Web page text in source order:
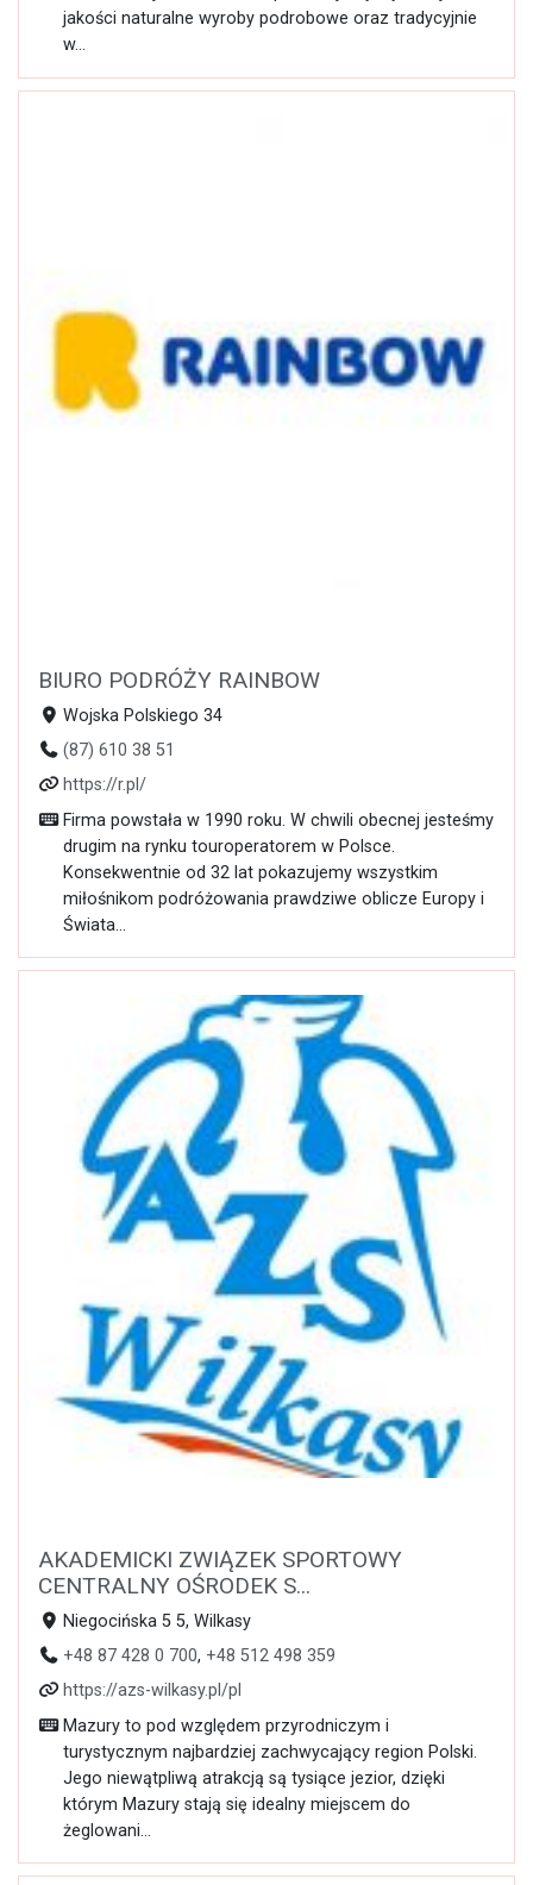
jakości naturalne wyroby podrobowe oraz tradycyjnie
w...
BIURO PODRÓŻY RAINBOW
Wojska Polskiego 34
(87) 610 38 51
https://r.pl/
Firma powstała w 1990 roku. W chwili obecnej jesteśmy
drugim na rynku touroperatorem w Polsce.
Konsekwentnie od 32 lat pokazujemy wszystkim
miłośnikom podróżowania prawdziwe oblicze Europy i
Świata...
AKADEMICKI ZWIĄZEK SPORTOWY
CENTRALNY OŚRODEK S...
Niegocińska 5 5, Wilkasy
+48 87 428 0 700, +48 512 498 359
https://azs-wilkasy.pl/pl
Mazury to pod względem przyrodniczym i
turystycznym najbardziej zachwycający region Polski.
Jego niewątpliwą atrakcją są tysiące jezior, dzięki
którym Mazury stają się idealny miejscem do
żeglowani...